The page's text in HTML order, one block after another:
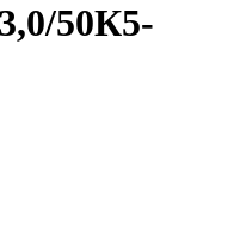
50К5-